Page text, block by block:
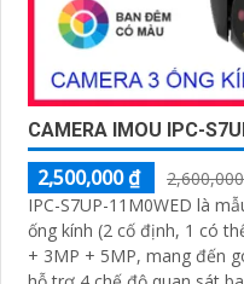
CAMERA IMOU IPC-
2,500,000 ₫
IPC-S7UP-11M0WED là
ống kính (2 cố định, 1 có
+ 3MP + 5MP, mang đến góc